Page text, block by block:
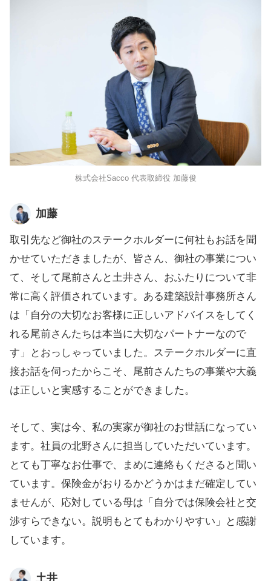
株式会社Sacco 代表取締役 加藤俊
加藤
取引先など御社のステークホルダーに何社もお話を聞
かせていただきましたが、皆さん、御社の事業につい
て、そして尾前さんと土井さん、おふたりについて非
常に高く評価されています。ある建築設計事務所さん
は「自分の大切なお客様に正しいアドバイスをしてく
れる尾前さんたちは本当に大切なパートナーなので
す」とおっしゃっていました。ステークホルダーに直
接お話を伺ったからこそ、尾前さんたちの事業や大義
は正しいと実感することができました。
そして、実は今、私の実家が御社のお世話になってい
ます。社員の北野さんに担当していただいています。
とても丁寧なお仕事で、まめに連絡もくださると聞い
ています。保険金がおりるかどうかはまだ確定してい
ませんが、応対している母は「自分では保険会社と交
渉すらできない。説明もとてもわかりやすい」と感謝
しています。
土井